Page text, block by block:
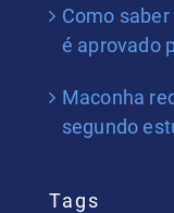
Como
é aprovado
Maconha
segundo
Tags